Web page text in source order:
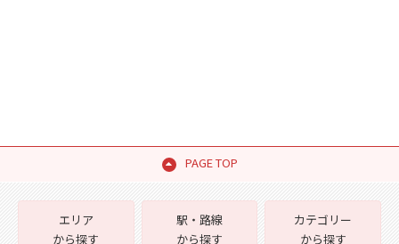
PAGE TOP
エリア
から探す
駅・路線
から探す
カテゴリー
から探す